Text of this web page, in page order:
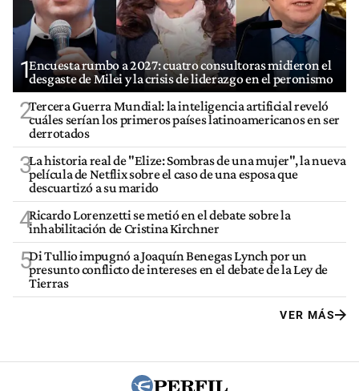
1Encuesta rumbo a 2027: cuatro consultoras midieron el
desgaste de Milei y la crisis de liderazgo en el peronismo
2Tercera Guerra Mundial: la inteligencia artificial reveló
cuáles serían los primeros países latinoamericanos en ser
derrotados
3La historia real de "Elize: Sombras de una mujer", la nueva
película de Netflix sobre el caso de una esposa que
descuartizó a su marido
4Ricardo Lorenzetti se metió en el debate sobre la
inhabilitación de Cristina Kirchner
5Di Tullio impugnó a Joaquín Benegas Lynch por un
presunto conflicto de intereses en el debate de la Ley de
Tierras
VER MÁS